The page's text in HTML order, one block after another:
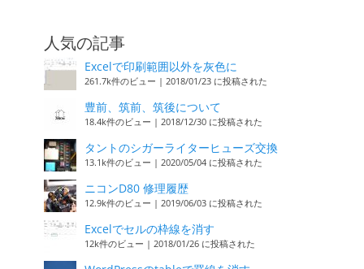
人気の記事
Excelで印刷範囲以外を灰色に
261.7k件のビュー | 2018/01/23 に投稿された
豊前、筑前、筑後について
18.4k件のビュー | 2018/12/30 に投稿された
タントのシガーライターヒューズ交換
13.1k件のビュー | 2020/05/04 に投稿された
ニコンD80 修理履歴
12.9k件のビュー | 2019/06/03 に投稿された
Excelでセルの枠線を消す
12k件のビュー | 2018/01/26 に投稿された